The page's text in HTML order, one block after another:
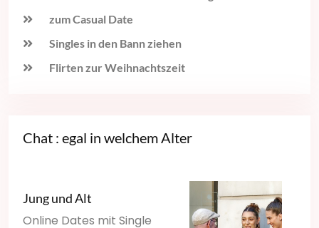
zum Casual Date
Singles in den Bann ziehen
Flirten zur Weihnachtszeit
Chat : egal in welchem Alter
Jung und Alt
Online Dates mit Single